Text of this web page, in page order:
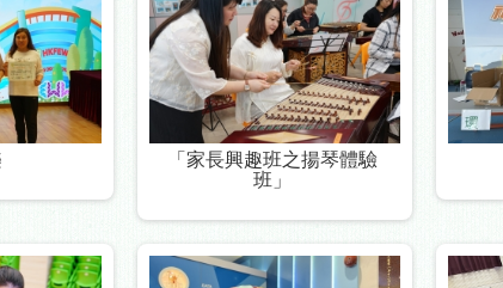
「家長興趣班之揚琴體驗
班」